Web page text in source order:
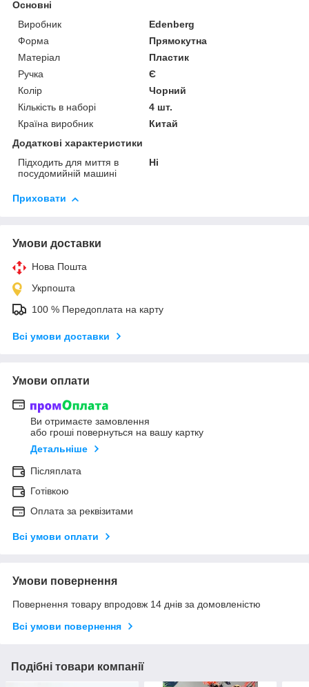
Основні
Виробник
Edenberg
Форма
Прямокутна
Матеріал
Пластик
Ручка
Є
Колір
Чорний
Кількість в наборі
4 шт.
Країна виробник
Китай
Додаткові характеристики
Підходить для миття в
посудомийній машині
Ні
Приховати
Умови доставки
Нова Пошта
Укрпошта
100 % Передоплата на карту
Всі умови доставки
Умови оплати
Ви отримаєте замовлення
або гроші повернуться на вашу картку
Детальніше
Післяплата
Готівкою
Оплата за реквізитами
Всі умови оплати
Умови повернення
Повернення товару впродовж 14 днів за домовленістю
Всі умови повернення
Подібні товари компанії